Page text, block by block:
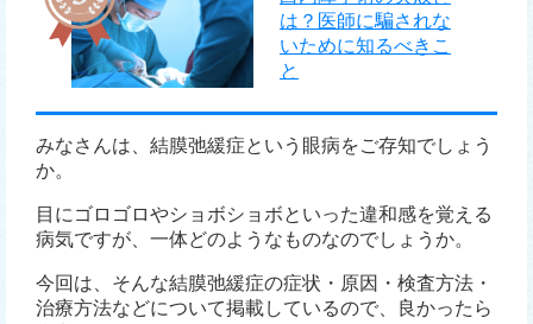
は？医師に騙されな
いために知るべきこ
と
みなさんは、結膜弛緩症という眼病をご存知でしょう
か。
目にゴロゴロやショボショボといった違和感を覚える
病気ですが、一体どのようなものなのでしょうか。
今回は、そんな結膜弛緩症の症状・原因・検査方法・
治療方法などについて掲載しているので、良かったら